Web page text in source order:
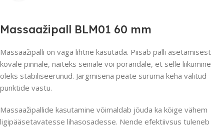
Massaažipall BLM01 60 mm
Massaažipalli on väga lihtne kasutada. Piisab palli asetamisest
kõvale pinnale, näiteks seinale või põrandale, et selle liikumine
oleks stabiliseerunud. Järgmisena peate suruma keha valitud
punktide vastu.
Massaažipallide kasutamine võimaldab jõuda ka kõige vähem
ligipääsetavatesse lihasosadesse. Nende efektiivsus tuleneb